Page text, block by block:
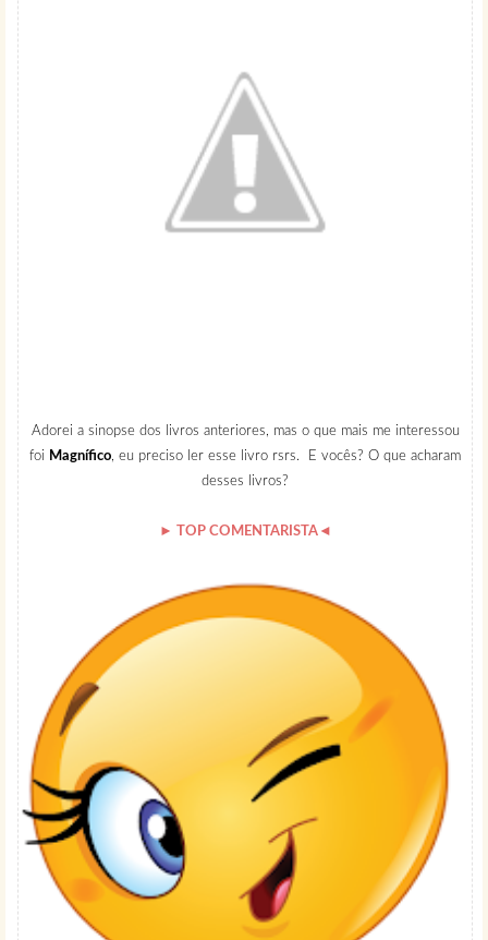
Adorei a sinopse dos livros anteriores, mas o que mais me interessou
foi Magnífico , eu preciso ler esse livro rsrs. E vocês?O que acharam
desses livros?
► TOP COMENTARISTA◄